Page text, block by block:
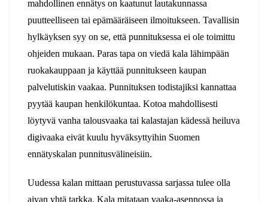
mahdollinen ennätys on kaatunut lautakunnassa
puutteelliseen tai epämääräiseen ilmoitukseen. Tavallisin
hylkäyksen syy on se, että punnituksessa ei ole toimittu
ohjeiden mukaan. Paras tapa on viedä kala lähimpään
ruokakauppaan ja käyttää punnitukseen kaupan
palvelutiskin vaakaa. Punnituksen todistajiksi kannattaa
pyytää kaupan henkilökuntaa. Kotoa mahdollisesti
löytyvä vanha talousvaaka tai kalastajan kädessä heiluva
digivaaka eivät kuulu hyväksyttyihin Suomen
ennätyskalan punnitusvälineisiin.
Uudessa kalan mittaan perustuvassa sarjassa tulee olla
aivan yhtä tarkka. Kala mitataan vaaka-asennossa ja